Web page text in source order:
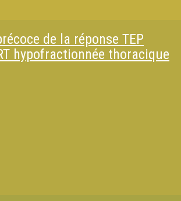
de la réponse TEP
hypofractionnée thoracique